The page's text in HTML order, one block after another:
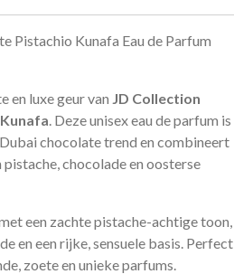
Pistachio Kunafa Eau de Parfum
en luxe geur van JD Collection
. Deze unisex eau de parfum is
chocolate trend en combineert
chocolade en oosterse
een zachte pistache-achtige toon,
en een rijke, sensuele basis. Perfect
zoete en unieke parfums.